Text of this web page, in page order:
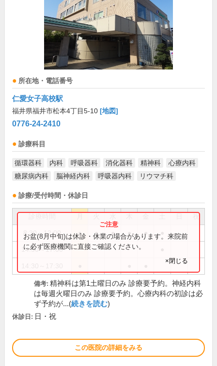
所在地・電話番号
仁愛女子高校駅
福井県福井市松本4丁目5-10 [地図]
0776-24-2410
診療科目
循環器科 内科 呼吸器科 消化器科 精神科
心療内科
糖尿病内科
脳神経内科 呼吸器内科 リウマチ科
診療/受付時間・休診日
祝
8:30～12:00 ● ● ● ● ●
14:30～17:00
お盆(8月中旬)は休診・休業の場合があります。来院前
に必ず医療機関に直接ご確認ください。
×閉じる
備考: 精神科は第1土曜日のみ 診療要予約。神経内科
は毎週火曜日のみ 診療要予約。心療内科の初診は必
ず予約が...(続きを読む)
休診日: 日・祝
この医院の詳細をみる